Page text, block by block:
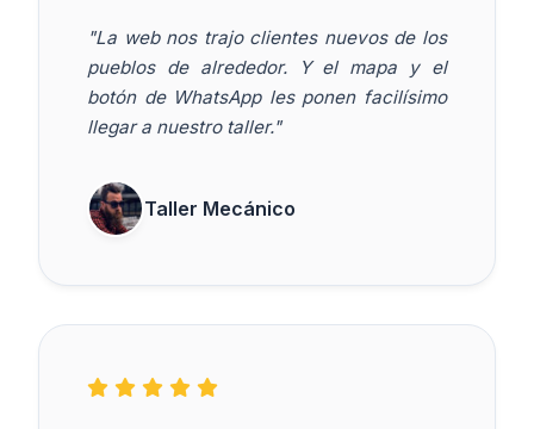
"La web nos trajo clientes nuevos de los
pueblos de alrededor. Y el mapa y el
botón de WhatsApp les ponen facilísimo
llegar a nuestro taller."
Taller Mecánico